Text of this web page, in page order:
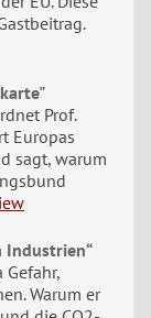
Prof.
Europas
sagt, warum
Industrien“
Gefahr,
Warum er